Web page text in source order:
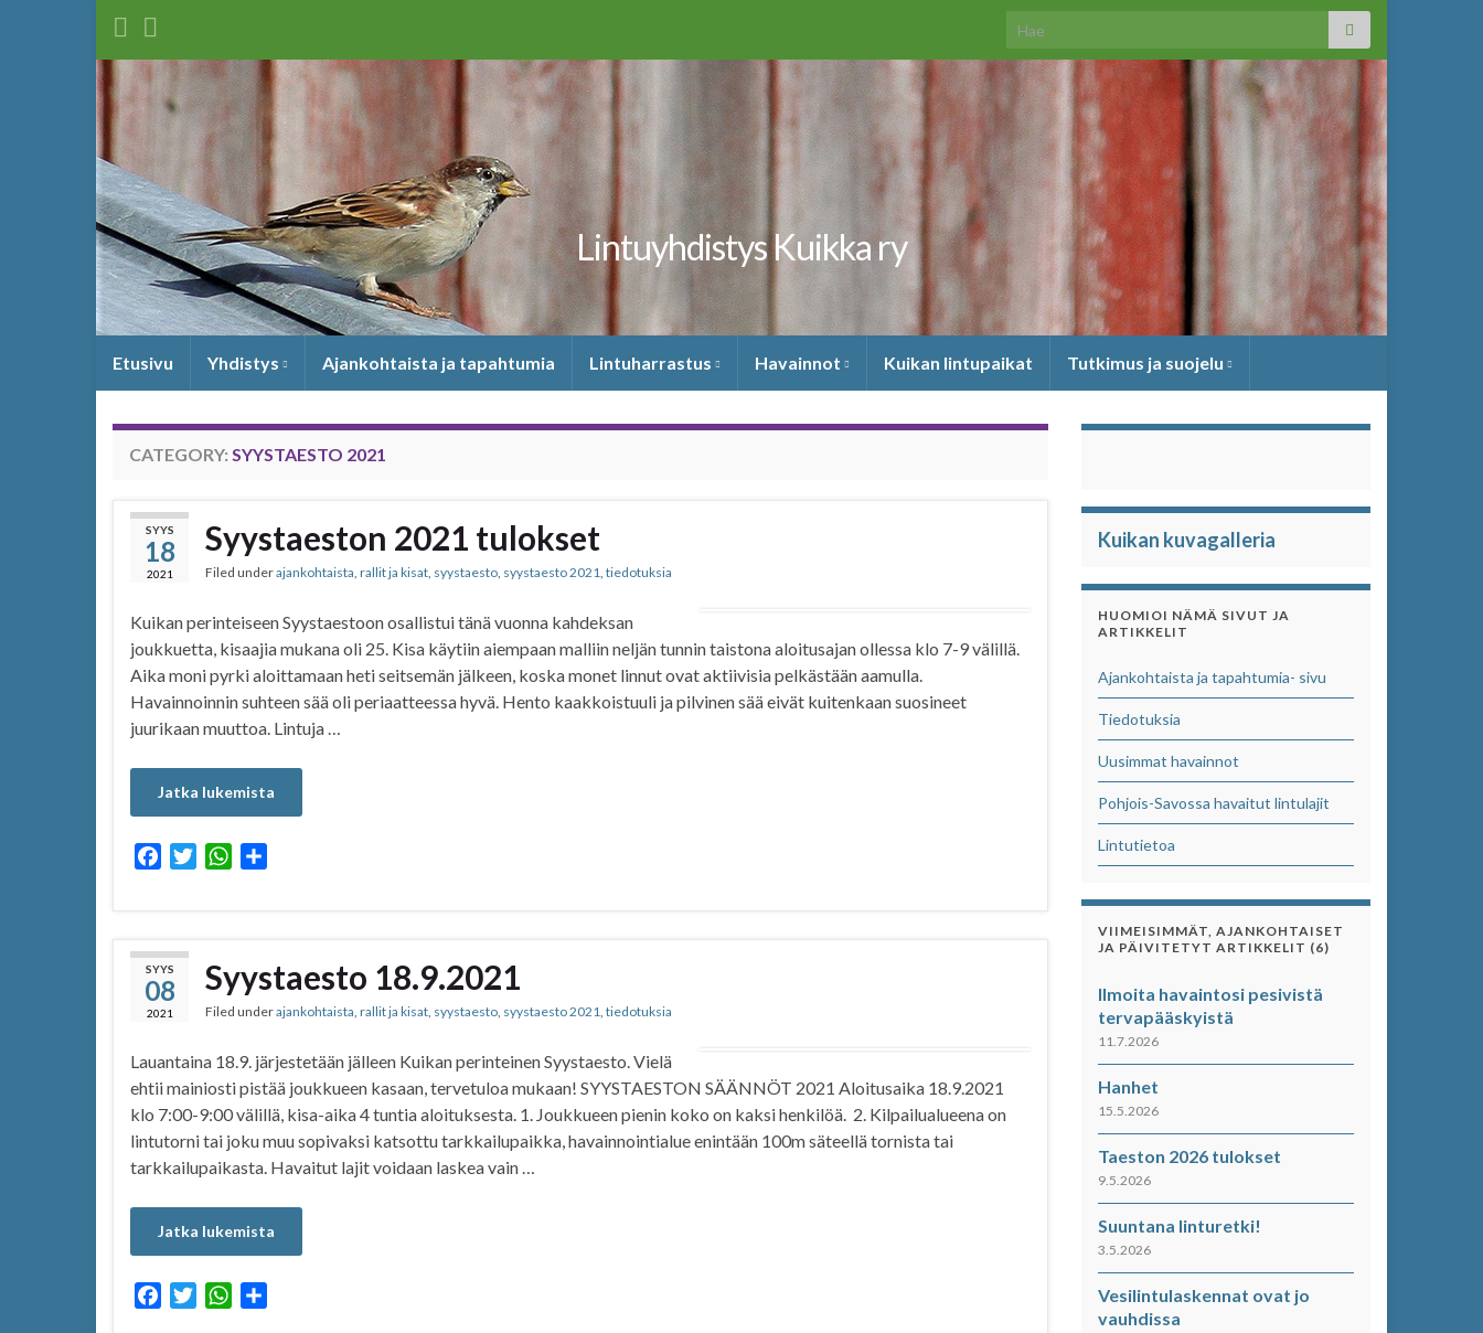
Search for:
Lintuyhdistys Kuikka ry
Etusivu Yhdistys Ajankohtaista ja tapahtumia Lintuharrastus Havainnot Kuikan lintupaikat Tutkimus ja suojelu
CATEGORY: SYYSTAESTO 2021
SYYS
18
2021
Syystaeston 2021 tulokset
Filed underajankohtaista, rallit ja kisat, syystaesto, syystaesto 2021, tiedotuksia
Kuikan perinteiseen Syystaestoon osallistui tänä vuonna kahdeksan
joukkuetta, kisaajia mukana oli 25. Kisa käytiin aiempaan malliin neljän tunnin taistona aloitusajan ollessa klo 7-9 välillä.
Aika moni pyrki aloittamaan heti seitsemän jälkeen, koska monet linnut ovat aktiivisia pelkästään aamulla.
Havainnoinnin suhteen sää oli periaatteessa hyvä. Hento kaakkoistuuli ja pilvinen sää eivät kuitenkaan suosineet
juurikaan muuttoa. Lintuja …
Jatka lukemista
c
e
b
o
o
i
t
W
a
t
A
p
a
r
SYYS
08
2021
Syystaesto 18.9.2021
Filed underajankohtaista, rallit ja kisat, syystaesto, syystaesto 2021, tiedotuksia
Lauantaina 18.9. järjestetään jälleen Kuikan perinteinen Syystaesto. Vielä
ehtii mainiosti pistää joukkueen kasaan, tervetuloa mukaan! SYYSTAESTON SÄÄNNÖT 2021 Aloitusaika 18.9.2021
klo 7:00-9:00 välillä, kisa-aika 4 tuntia aloituksesta. 1. Joukkueen pienin koko on kaksi henkilöä. 2. Kilpailualueena on
lintutorni tai joku muu sopivaksi katsottu tarkkailupaikka, havainnointialue enintään 100m säteellä tornista tai
tarkkailupaikasta. Havaitut lajit voidaan laskea vain …
Jatka lukemista
W
Kuikan kuvagalleria
HUOMIOI NÄMÄ SIVUT JA
ARTIKKELIT
Ajankohtaista ja tapahtumia- sivu
Tiedotuksia
Uusimmat havainnot
Pohjois-Savossa havaitut lintulajit
Lintutietoa
VIIMEISIMMÄT, AJANKOHTAISET
JA PÄIVITETYT ARTIKKELIT (6)
Ilmoita havaintosi pesivistä
tervapääskyistä
11.7.2026
Hanhet
15.5.2026
Taeston 2026 tulokset
9.5.2026
Suuntana linturetki!
3.5.2026
Vesilintulaskennat ovat jo
vauhdissa